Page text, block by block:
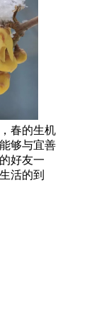
春的生机
够与宜善
好友一
活的到